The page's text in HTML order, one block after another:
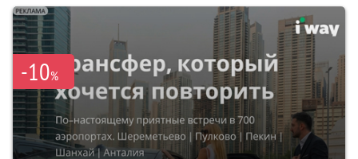
-10%